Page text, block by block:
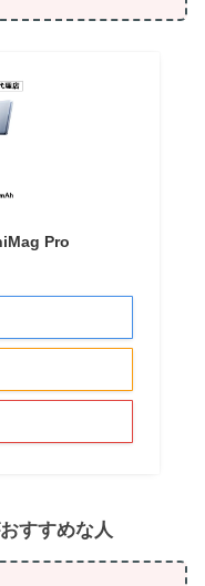
Pro
おすすめな人